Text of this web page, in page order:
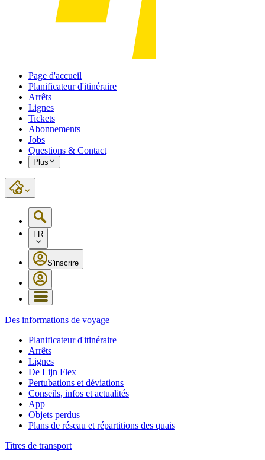
Page d'accueil
Planificateur d'itinéraire
Arrêts
Lignes
Tickets
Abonnements
Jobs
Questions & Contact
Plus
FR
S'inscrire
Des informations de voyage
Planificateur d'itinéraire
Arrêts
Lignes
De Lijn Flex
Pertubations et déviations
Conseils, infos et actualités
App
Objets perdus
Plans de réseau et répartitions des quais
Titres de transport